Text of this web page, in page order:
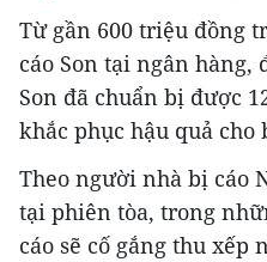
Từ gần 600 triệu đồng
cáo Son tại ngân
Son đã chuẩn bị được
khắc phục hậu quả cho
Theo người nhà bị cáo
tại phiên tòa, trong
cáo sẽ cố gắng thu xếp